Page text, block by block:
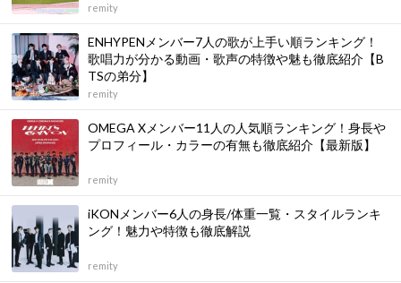
remity
ENHYPENメンバー7人の歌が上手い順ランキング！
歌唱力が分かる動画・歌声の特徴や魅も徹底紹介【B
TSの弟分】
remity
OMEGA Xメンバー11人の人気順ランキング！身長や
プロフィール・カラーの有無も徹底紹介【最新版】
remity
iKONメンバー6人の身長/体重一覧・スタイルランキ
ング！魅力や特徴も徹底解説
remity